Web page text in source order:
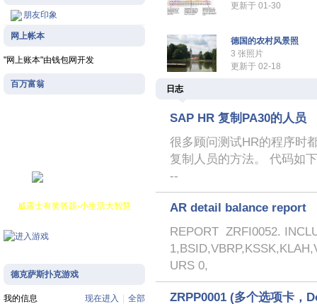
朋友印象
网上帐本
"网上账本"由钱包网开发
百万富翁
威露士有奖答题-小生活大智慧
德克萨斯扑克游戏
现在进入 全部
我的信息
更新于 01-30
德国的农村风景照
3 张照片
更新于 02-18
日志
SAP HR 复制PA30的人员
很多顾问测试HR的程序时
复制人员的方法。 代码如
--
AR detail balance report
REPORT ZRFI0052.
URS 0,
ZRPP0001 (多个选项卡，